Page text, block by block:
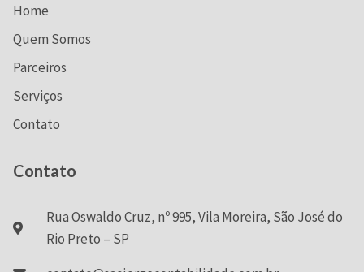
Home
Quem Somos
Parceiros
Serviços
Contato
Contato
Rua Oswaldo Cruz, nº 995, Vila Moreira, São José do
Rio Preto – SP